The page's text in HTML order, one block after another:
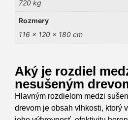
Aký je rozdiel
nesušeným
Hlavným rozdielom medzi
drevom je obsah vlhkosti, ktorý
720 kg
Rozmery
116 × 120 × 180 cm